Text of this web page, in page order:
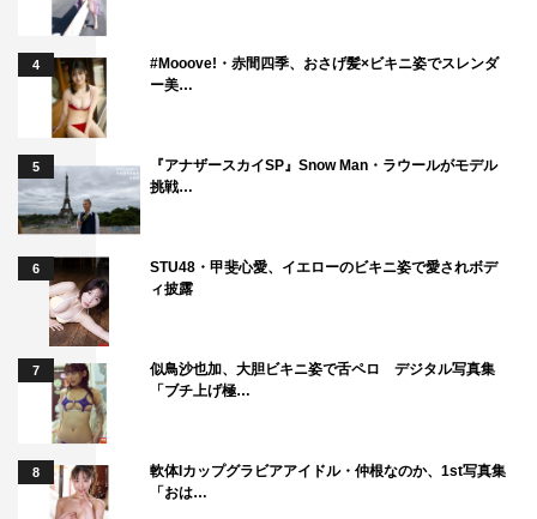
4
#Mooove!・赤間四季、おさげ髪×ビキニ姿でスレンダ
ー美…
5
『アナザースカイSP』Snow Man・ラウールがモデル
挑戦…
6
STU48・甲斐心愛、イエローのビキニ姿で愛されボデ
ィ披露
7
似鳥沙也加、大胆ビキニ姿で舌ペロ デジタル写真集
「ブチ上げ極…
8
軟体Iカップグラビアアイドル・仲根なのか、1st写真集
「おは…